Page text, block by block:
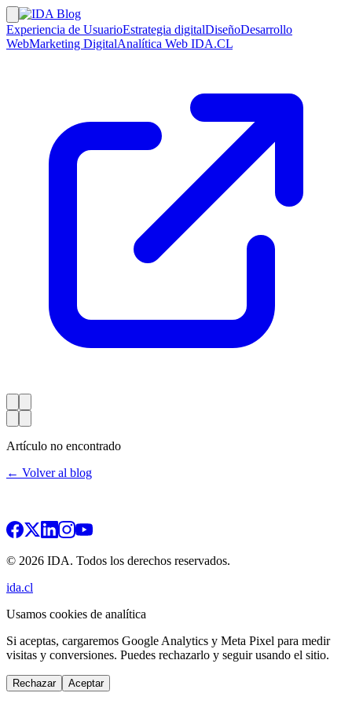
Experiencia de UsuarioEstrategia digitalDiseñoDesarrollo
WebMarketing DigitalAnalítica Web IDA.CL
Artículo no encontrado
← Volver al blog
© 2026 IDA. Todos los derechos reservados.
ida.cl
Usamos cookies de analítica
Si aceptas, cargaremos Google Analytics y Meta Pixel para medir
visitas y conversiones. Puedes rechazarlo y seguir usando el sitio.
Rechazar Aceptar